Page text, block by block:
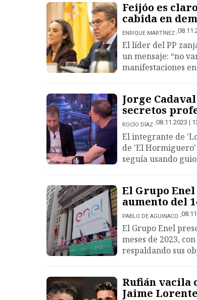
Feijóo es
cabida en
ENRIQUE MARTÍNEZ
El líder del PP
un mensaje: “no
manifestaciones
Jorge
secretos
ROCÍO DÍAZ 08.11.2023 |
El integrante de
de 'El
seguía usando
El Grupo
aumento del
PABLO DE AGUINACO
El Grupo Enel
meses de 2023,
respaldando sus
Rufián vacila
Jaime